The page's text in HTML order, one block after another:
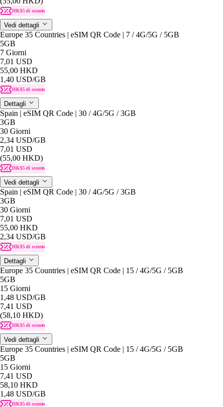
HK$5 di sconto
Vedi dettagli
Europe 35 Countries | eSIM QR Code | 7 / 4G/5G / 5GB
5GB
7 Giorni
7,01 USD
55,00 HKD
1,40 USD/GB
HK$5 di sconto
Dettagli
Spain | eSIM QR Code | 30 / 4G/5G / 3GB
3GB
30 Giorni
2,34 USD/GB
7,01 USD
(55,00 HKD)
HK$5 di sconto
Vedi dettagli
Spain | eSIM QR Code | 30 / 4G/5G / 3GB
3GB
30 Giorni
7,01 USD
55,00 HKD
2,34 USD/GB
HK$5 di sconto
Dettagli
Europe 35 Countries | eSIM QR Code | 15 / 4G/5G / 5GB
5GB
15 Giorni
1,48 USD/GB
7,41 USD
(58,10 HKD)
HK$5 di sconto
Vedi dettagli
Europe 35 Countries | eSIM QR Code | 15 / 4G/5G / 5GB
5GB
15 Giorni
7,41 USD
58,10 HKD
1,48 USD/GB
HK$5 di sconto